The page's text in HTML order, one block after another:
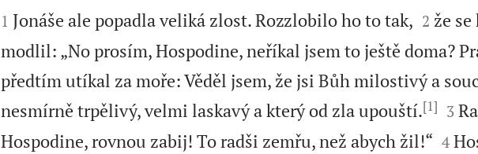


1 Jonáše ale popadla veliká zlost. Rozzlobilo ho to tak,
2 že
modlil: „No prosím, Hospodine, neříkal jsem to ještě doma?
předtím utíkal za moře: Věděl jsem, že jsi Bůh milostivý a
nesmírně trpělivý, velmi laskavý a který od zla upouští.[1]
3
Hospodine, rovnou zabij! To radši zemřu, než abych žil!“
4